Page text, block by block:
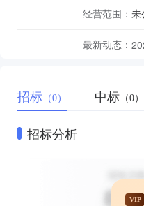
经营范围： 未
最新动态：
招标 （0） 中标 （0）
招标分析
VIP